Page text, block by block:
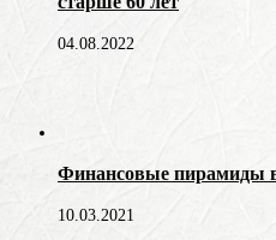
04.08.2022
Финансовые пирамиды
10.03.2021